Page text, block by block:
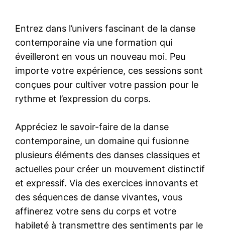
Entrez dans l’univers fascinant de la danse
contemporaine via une formation qui
éveilleront en vous un nouveau moi. Peu
importe votre expérience, ces sessions sont
conçues pour cultiver votre passion pour le
rythme et l’expression du corps.
Appréciez le savoir-faire de la danse
contemporaine, un domaine qui fusionne
plusieurs éléments des danses classiques et
actuelles pour créer un mouvement distinctif
et expressif. Via des exercices innovants et
des séquences de danse vivantes, vous
affinerez votre sens du corps et votre
habileté à transmettre des sentiments par le